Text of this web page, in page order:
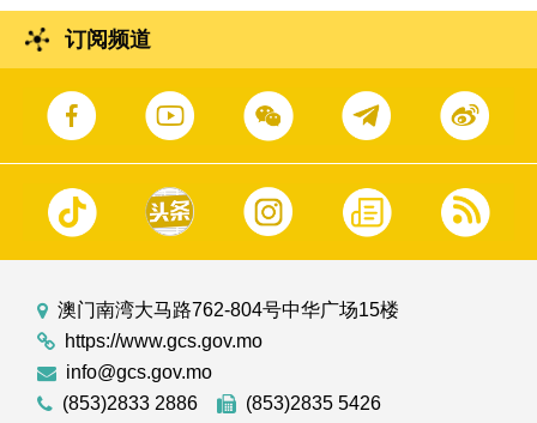
订阅频道
澳门南湾大马路762-804号中华广场15楼
https://www.gcs.gov.mo
info@gcs.gov.mo
(853)2833 2886
(853)2835 5426